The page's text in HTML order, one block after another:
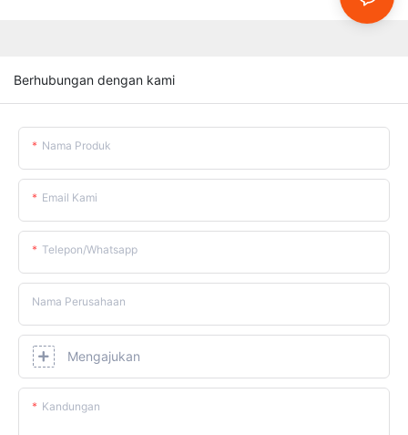
Berhubungan dengan kami
Nama Produk
Email Kami
Telepon/whatsapp
Nama Perusahaan
Mengajukan
Kandungan